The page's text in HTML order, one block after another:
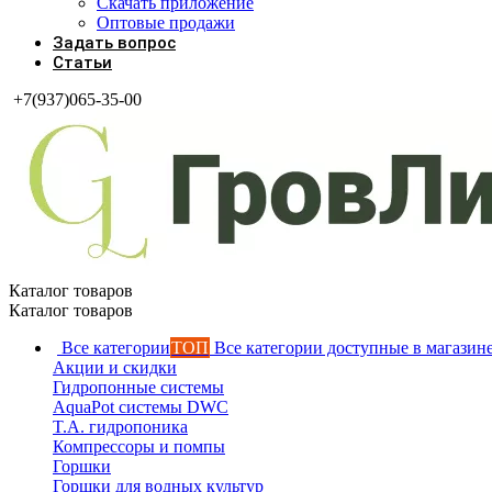
Оптовые продажи
Задать вопрос
Статьи
+7(937)065-35-00
Каталог товаров
Каталог товаров
Все категорииТОП Все категории доступные в
Акции и скидки
Гидропонные системы
AquaPot системы DWC
T.A. гидропоника
Компрессоры и помпы
Горшки
Горшки для водных культур